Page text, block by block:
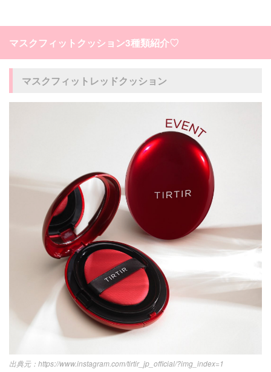
マスクフィットクッション3種類紹介♡
マスクフィットレッドクッション
https://www.instagram.com/tirtir_jp_official/?img_index=1